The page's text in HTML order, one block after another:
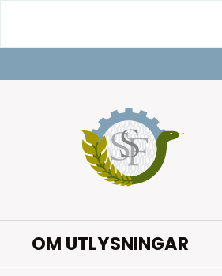
innehåll
OM UTLYSNINGAR